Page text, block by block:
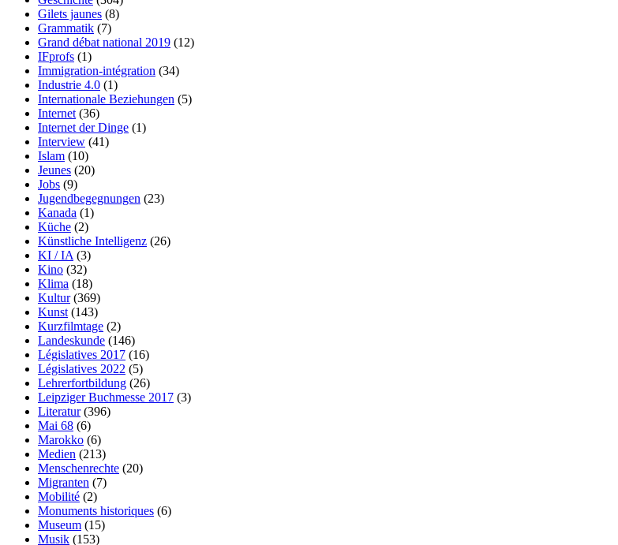
Gilets jaunes (8)
Grammatik (7)
Grand débat national 2019 (12)
IFprofs (1)
Immigration-intégration (34)
Industrie 4.0 (1)
Internationale Beziehungen (5)
Internet (36)
Internet der Dinge (1)
Interview (41)
Islam (10)
Jeunes (20)
Jobs (9)
Jugendbegegnungen (23)
Kanada (1)
Küche (2)
Künstliche Intelligenz (26)
KI / IA (3)
Kino (32)
Klima (18)
Kultur(369)
Kunst (143)
Kurzfilmtage (2)
Landeskunde (146)
Législatives 2017 (16)
Législatives 2022 (5)
Lehrerfortbildung (26)
Leipziger Buchmesse 2017 (3)
Literatur(396)
Mai 68 (6)
Marokko (6)
Medien (213)
Menschenrechte (20)
Migranten (7)
Mobilité (2)
Monuments historiques (6)
Museum (15)
Musik (153)